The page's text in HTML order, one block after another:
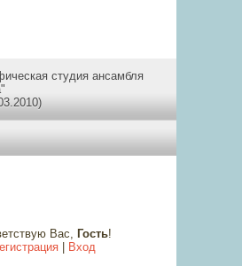
студия ансамбля
Вас, Гость!
| Вход